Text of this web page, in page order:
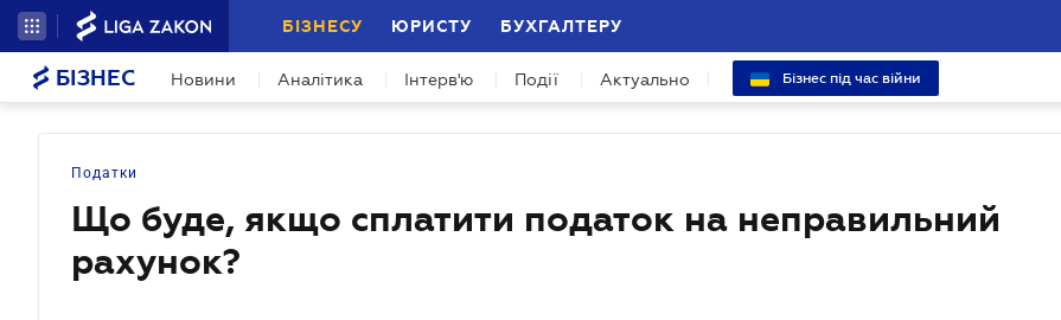
БІЗНЕСУ ЮРИСТУ БУХГАЛТЕРУ
БІЗНЕС Новини Аналітика Інтерв'ю Події Актуально Бізнес під час війни
Податки
Що буде, якщо сплатити податок на неправильний
рахунок?